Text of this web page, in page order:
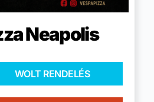
Neapolis
WOLT RENDELÉS